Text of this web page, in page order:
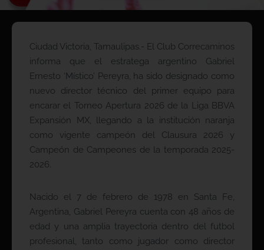
Ciudad Victoria, Tamaulipas.- El Club Correcaminos
informa que el estratega argentino Gabriel
Ernesto ‘Místico’ Pereyra, ha sido designado como
nuevo director técnico del primer equipo para
encarar el Torneo Apertura 2026 de la Liga BBVA
Expansión MX, llegando a la institución naranja
como vigente campeón del Clausura 2026 y
Campeón de Campeones de la temporada 2025-
2026.
Nacido el 7 de febrero de 1978 en Santa Fe,
Argentina, Gabriel Pereyra cuenta con 48 años de
edad y una amplia trayectoria dentro del futbol
profesional, tanto como jugador como director